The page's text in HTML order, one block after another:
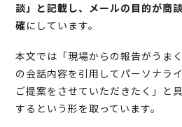
談」と記載し、メールの目的が商
確にしています。
本文では「現場からの報告がうま
の会話内容を引用してパーソナラ
ご提案をさせていただきたく」と
するという形を取っています。